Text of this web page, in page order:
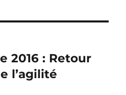
2016 : Retour
l’agilité